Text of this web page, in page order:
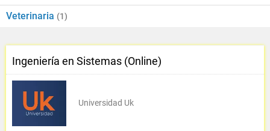
Veterinaria (1)
Ingeniería en Sistemas (Online)
Universidad Uk